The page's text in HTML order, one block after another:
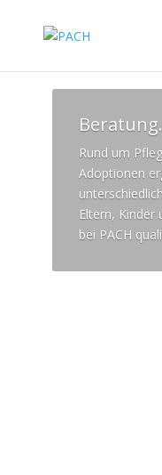
Beratung.
Rund um
Adoptionen
Eltern, Kinder
bei PACH